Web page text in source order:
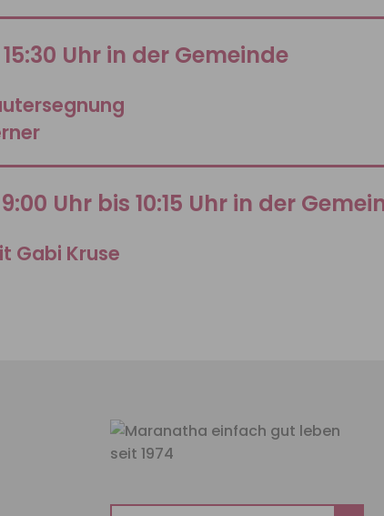
Uhr in der Gemeinde
Uhr bis 10:15 Uhr in der
Gabi Kruse